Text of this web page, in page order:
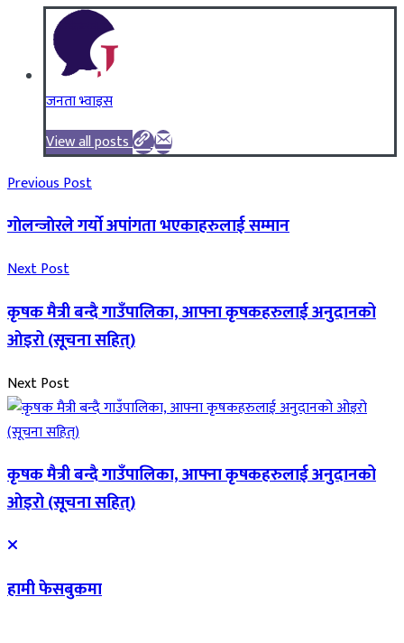
जनता भ्वाइस
View all posts
Previous Post
गाेलन्जाेरले गर्याे अपांगता भएकाहरुलाई सम्मान
Next Post
कृषक मैत्री बन्दै गाउँपालिका, आफ्ना कृषकहरुलाई अनुदानको
ओइरो (सूचना सहित्)
Next Post
कृषक मैत्री बन्दै गाउँपालिका, आफ्ना कृषकहरुलाई अनुदानको
ओइरो (सूचना सहित्)
हामी फेसबुकमा